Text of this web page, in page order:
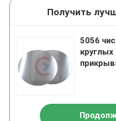
Получить
5056
круглых